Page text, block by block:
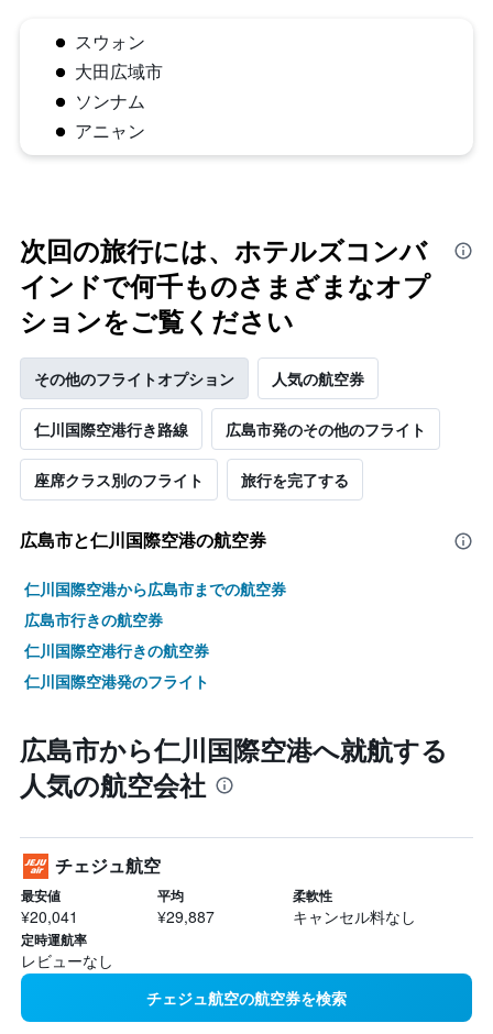
スウォン
大田広域市
ソンナム
アニャン
次回の旅行には、ホテルズコンバ
インドで何千ものさまざまなオプ
ションをご覧ください
その他のフライトオプション 人気の航空券
仁川国際空港​行き路線 広島市発のその他のフライト
座席クラス別のフライト 旅行を完了する
広島市​と仁川国際空港の航空券
仁川国際空港から広島市までの航空券
広島市行きの航空券
仁川国際空港行きの航空券
仁川国際空港発のフライト
広島市から仁川国際空港へ就航する
人気の航空会社
チェジュ航空
最安値
¥20,041
平均
¥29,887
柔軟性
キャンセル料なし
定時運航率
レビューなし
チェジュ航空の航空券を検索